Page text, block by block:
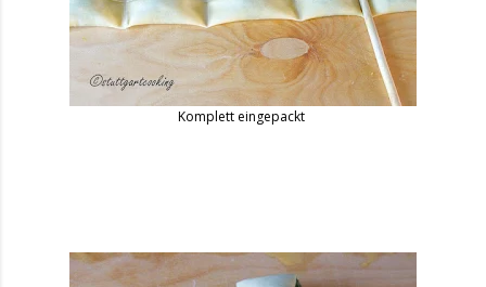
Komplett eingepackt